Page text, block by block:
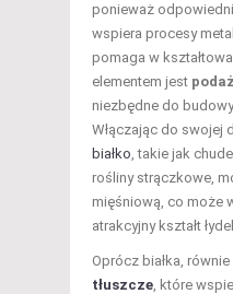
ponieważ
wspiera procesy
pomaga w
elementem jest
niezbędne do
Włączając do swojej
białko, takie jak
rośliny strączkowe,
mięśniową, co może
atrakcyjny kształt
Oprócz białka,
tłuszcze, które